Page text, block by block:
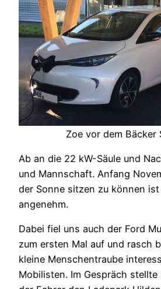
Zoe vor dem Bäcker
Ab an die 22 kW-Säule und
und Mannschaft. Anfang
der Sonne sitzen zu können
angenehm.
Dabei fiel uns auch der Ford
zum ersten Mal auf und rasch
kleine Menschentraube
Mobilisten. Im Gespräch